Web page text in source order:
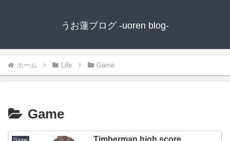
うお蓮ブログ -uoren blog-
ホーム Life Game
Game
Game